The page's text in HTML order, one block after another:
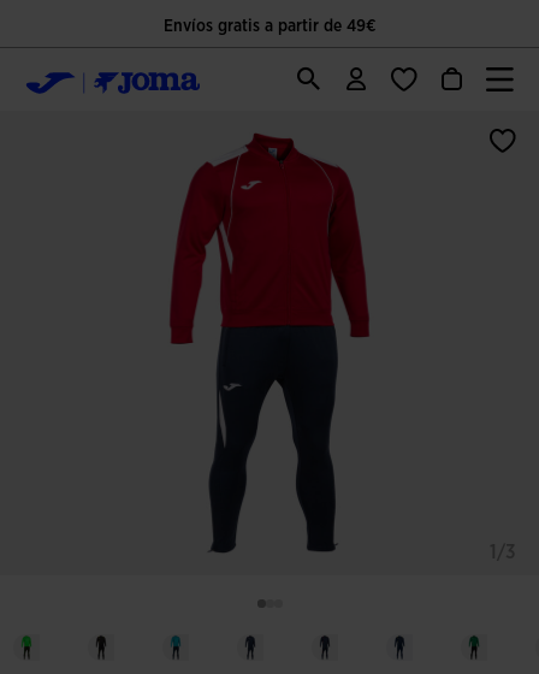
Envíos gratis a partir de 49€